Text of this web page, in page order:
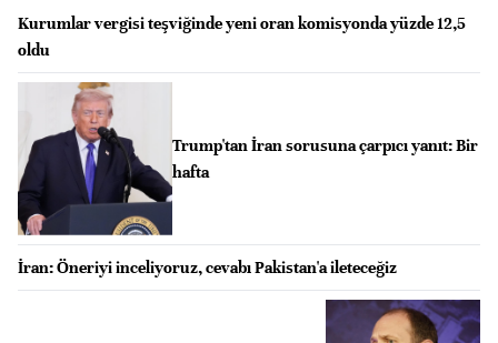
Kurumlar vergisi teşviğinde yeni oran komisyonda yüzde 12,5
oldu
Trump'tan İran sorusuna çarpıcı yanıt: Bir
hafta
İran: Öneriyi inceliyoruz, cevabı Pakistan'a ileteceğiz